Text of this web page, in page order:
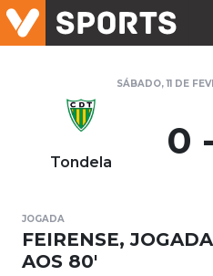
SÁBADO, 11 DE
Tondela 0
JOGADA
FEIRENSE,
AOS 80'